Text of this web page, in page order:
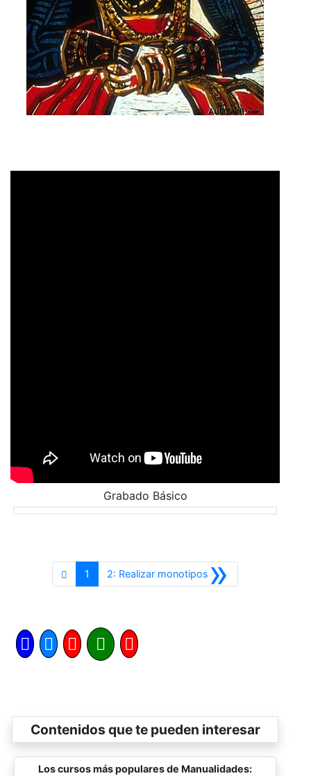
Grabado Básico
1 »
2: Realizar monotipos Siguiente
Contenidos que te pueden interesar
Los cursos más populares de Manualidades: